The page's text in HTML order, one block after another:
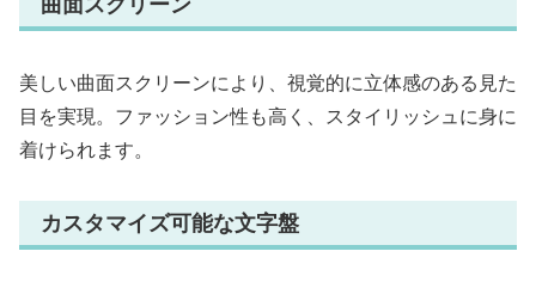
曲面スクリーン
美しい曲面スクリーンにより、視覚的に立体感のある見た
目を実現。ファッション性も高く、スタイリッシュに身に
着けられます。
カスタマイズ可能な文字盤